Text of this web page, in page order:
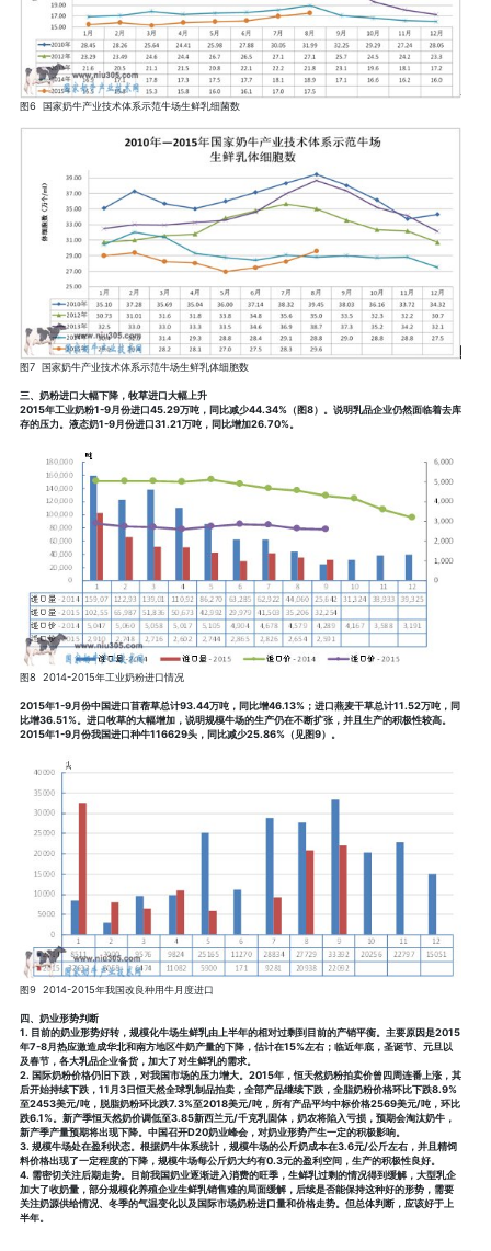
图6 国家奶牛产业技术体系示范牛场生鲜乳细菌数
图7 国家奶牛产业技术体系示范牛场生鲜乳体细胞数
三、奶粉进口大幅下降，牧草进口大幅上升
2015年工业奶粉1-9月份进口45.29万吨，同比减少44.34%（图8）。说明乳品企业仍然面临着去库
存的压力。液态奶1-9月份进口31.21万吨，同比增加26.70%。
图8 2014-2015年工业奶粉进口情况
2015年1-9月份中国进口苜蓿草总计93.44万吨，同比增46.13%；进口燕麦干草总计11.52万吨，同
比增36.51%。进口牧草的大幅增加，说明规模牛场的生产仍在不断扩张，并且生产的积极性较高。
2015年1-9月份我国进口种牛116629头，同比减少25.86%（见图9）。
图9 2014-2015年我国改良种用牛月度进口
四、奶业形势判断
1. 目前的奶业形势好转，规模化牛场生鲜乳由上半年的相对过剩到目前的产销平衡。主要原因是2015
年7-8月热应激造成华北和南方地区牛奶产量的下降，估计在15%左右；临近年底，圣诞节、元旦以
及春节，各大乳品企业备货，加大了对生鲜乳的需求。
2. 国际奶粉价格仍旧下跌，对我国市场的压力增大。2015年，恒天然奶粉拍卖价曾四周连番上涨，其
后开始持续下跌，11月3日恒天然全球乳制品拍卖，全部产品继续下跌，全脂奶粉价格环比下跌8.9%
至2453美元/吨，脱脂奶粉环比跌7.3%至2018美元/吨，所有产品平均中标价格2569美元/吨，环比
跌6.1%。新产季恒天然奶价调低至3.85新西兰元/千克乳固体，奶农将陷入亏损，预期会淘汰奶牛，
新产季产量预期将出现下降。中国召开D20奶业峰会，对奶业形势产生一定的积极影响。
3. 规模牛场处在盈利状态。根据奶牛体系统计，规模牛场的公斤奶成本在3.6元/公斤左右，并且精饲
料价格出现了一定程度的下降，规模牛场每公斤奶大约有0.3元的盈利空间，生产的积极性良好。
4. 需密切关注后期走势。目前我国奶业逐渐进入消费的旺季，生鲜乳过剩的情况得到缓解，大型乳企
加大了收奶量，部分规模化养殖企业生鲜乳销售难的局面缓解，后续是否能保持这种好的形势，需要
关注奶源供给情况、冬季的气温变化以及国际市场奶粉进口量和价格走势。但总体判断，应该好于上
半年。